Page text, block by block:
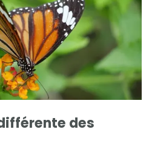
des